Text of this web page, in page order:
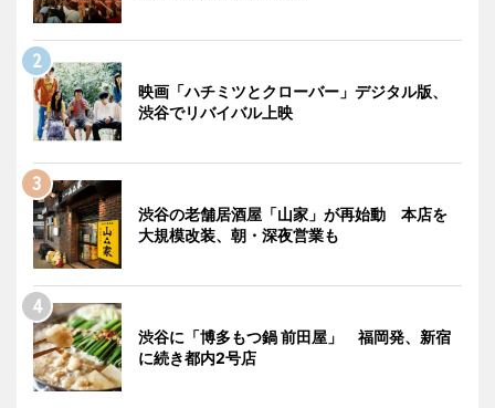
映画「ハチミツとクローバー」デジタル版、
渋谷でリバイバル上映
渋谷の老舗居酒屋「山家」が再始動 本店を
大規模改装、朝・深夜営業も
渋谷に「博多もつ鍋 前田屋」 福岡発、新宿
に続き都内2号店